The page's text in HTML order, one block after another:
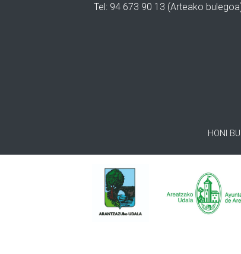
Tel: 94 673 90 13 (Arteako
HONI